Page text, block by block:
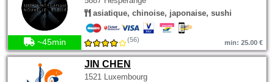
asiatique, chinoise, japonaise, sushi
~45min (56) min: 25.00 €
JIN CHEN
1521 Luxembourg